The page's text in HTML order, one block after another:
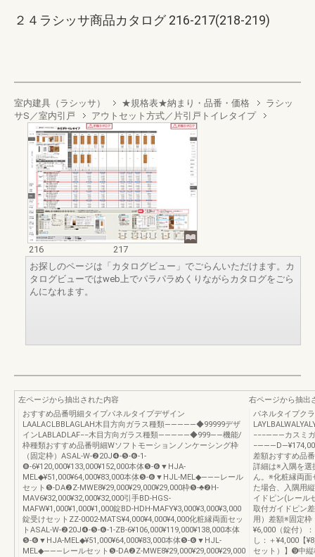
２４ラシッサ商品カタログ 216-217(218-219)
室内建具（ラシッサ） ★規格表★納まり・品番・価格
ラシッ
サS／室内引戸
アウトセット方式／片引戸トイレタイプ
216
217
お探しのページは「カタログビュー」でごらんいただけます。カ
タログビューではweb上でパラパラめくりながらカタログをごら
んになれます。
左ページから抽出された内容
おすすめ品番明細タイプパネルタイプデザイン
LAALACLBBLAGLAH木目方向ガラス種類―――――◆99999デザ
インLABLADLAF−−木目方向ガラス種類―――――◆999――機能/
枠種類おすすめ品番明細Wソフトモーションノンケーシング枠
（固定枠）ASAL-W-❷20J❹-❺-❻-1-
❽-6¥120,000¥133,000¥152,000本体❺-❻▼HJA-
MEL◆¥51,000¥64,000¥83,000本体❺-❻▼HJL-MEL◆―――レール
セット❺-DA❷Z-MWE8¥29,000¥29,000¥29,000枠❺-♣❷H-
MAV6¥32,000¥32,000¥32,000引手BD-HGS-
MAFW¥1,000¥1,000¥1,000錠BD-HDH-MAFY¥3,000¥3,000¥3,000
錠受けセットZZ-0002-MATS¥4,000¥4,000¥4,000化粧縁両面セッ
トASAL-W-❷20J❹-❺-❻-1-ZB-6¥106,000¥119,000¥138,000本体
❺-❻▼HJA-MEL◆¥51,000¥64,000¥83,000本体❺-❻▼HJL-
MEL◆―――レールセット❺-DA❷Z-MWE8¥29,000¥29,000¥29,000
右ページから抽出
パネルタイプク
−−−―――カスミ
差額おすすめ品
詳細は※入隅を選
ん。※化粧縁両面
た場合、入隅用
イドピン(レール
取付ガイドピン
用）差額※固定
¥6,000（錠付）
し：＋¥4,000【
セット）】➒中